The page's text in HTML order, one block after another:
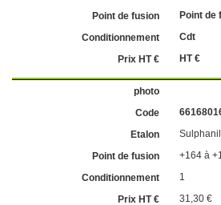
Point de
Cdt
HT €
+164 à
1
31,30 €